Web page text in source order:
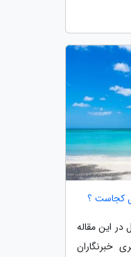
کجاست ؟
در این مقاله
خبرنگاران